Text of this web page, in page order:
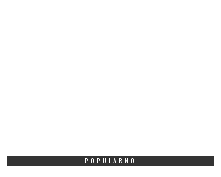
POPULARNO